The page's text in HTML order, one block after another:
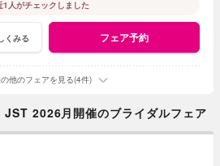
1人がチェックしました
くみる フェア予約
他のフェアを見る(4件)
2026月開催のブライダルフェア